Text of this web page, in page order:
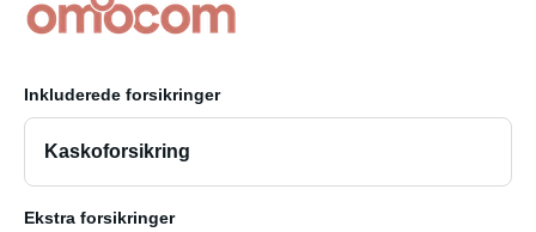
Inkluderede forsikringer
Kaskoforsikring
Ekstra forsikringer